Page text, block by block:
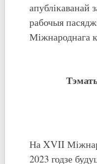
апублікаванай
рабочыя
Міжнароднага
На XVII
2023 годзе